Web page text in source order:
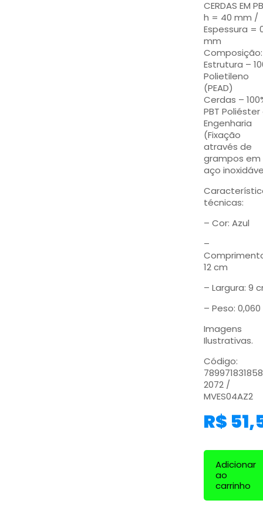
CERDAS EM
h = 40 mm /
Espessura =
mm
Composição:
Estrutura –
Polietileno
(PEAD)
Cerdas –
PBT
Engenharia
(Fixação
através de
grampos em
aço
técnicas:
– Cor: Azul
–
12 cm
– Largura: 9
– Peso:
Imagens
Ilustrativas.
Código:
2072 /
MVES04AZ2
R$
Adicionar
ao
carrinho